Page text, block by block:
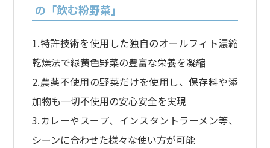
の「飲む粉野菜」
1.特許技術を使用した独自のオールフィト濃縮
乾燥法で緑黄色野菜の豊富な栄養を凝縮
2.農薬不使用の野菜だけを使用し、保存料や添
加物も一切不使用の安心安全を実現
3.カレーやスープ、インスタントラーメン等、
シーンに合わせた様々な使い方が可能